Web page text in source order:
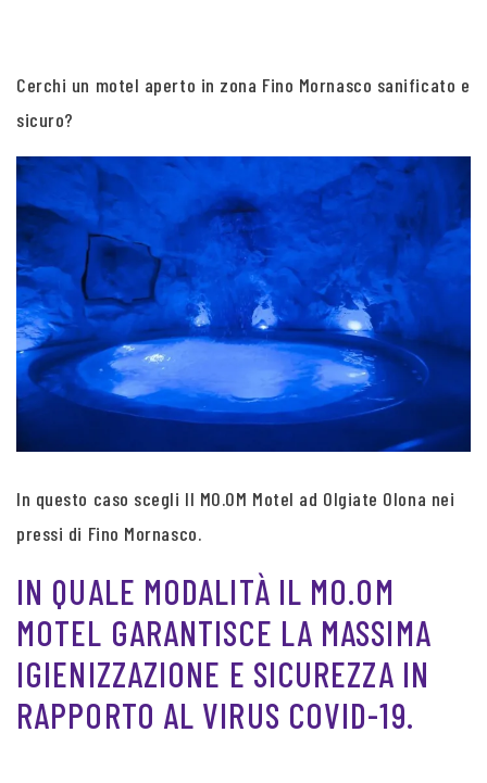
Cerchi un motel aperto in zona Fino Mornasco sanificato e
sicuro?
In questo caso scegli Il MO.OM Motel ad Olgiate Olona nei
pressi di Fino Mornasco.
IN QUALE MODALITÀ IL MO.OM
MOTEL GARANTISCE LA MASSIMA
IGIENIZZAZIONE E SICUREZZA IN
RAPPORTO AL VIRUS COVID-19.